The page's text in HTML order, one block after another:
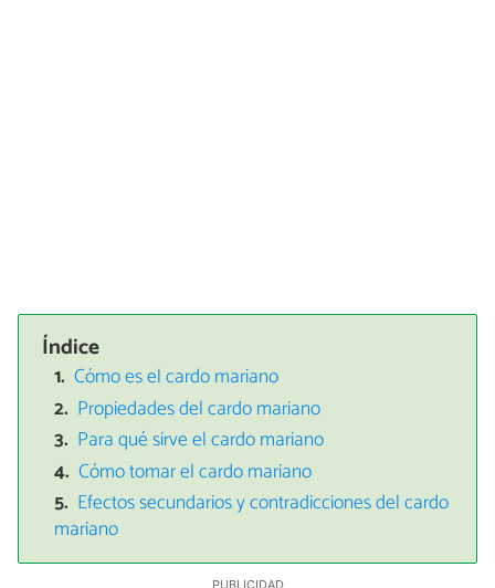
Índice
Cómo es el cardo mariano
Propiedades del cardo mariano
Para qué sirve el cardo mariano
Cómo tomar el cardo mariano
Efectos secundarios y contradicciones del cardo
mariano